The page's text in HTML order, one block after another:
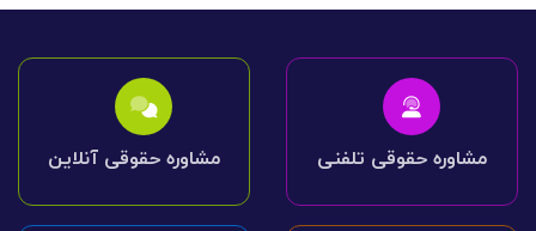
مشاوره حقوقی تلفنی مشاوره حقوقی آنلاین